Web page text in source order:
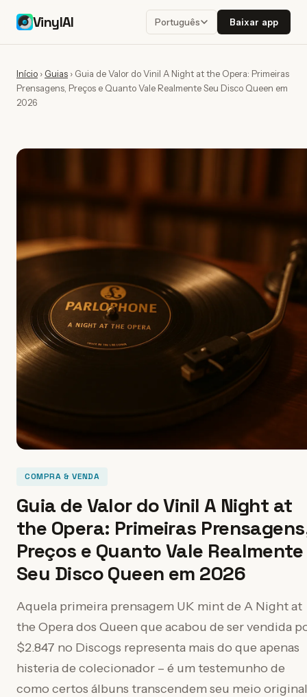
VinylAI Português Baixar app
Início › Guias › Guia de Valor do Vinil A Night at the Opera: Primeiras
Prensagens, Preços e Quanto Vale Realmente Seu Disco Queen em
2026
COMPRA & VENDA
Guia de Valor do Vinil A Night at
the Opera: Primeiras
Preços e Quanto Vale Realmente
Seu Disco Queen em 2026
Aquela primeira prensagem UK mint de A Night at
the Opera dos Queen que acabou de ser vendida
$2.847 no Discogs representa mais do que apenas
histeria de colecionador – é um testemunho de
como certos álbuns transcendem seu meio original